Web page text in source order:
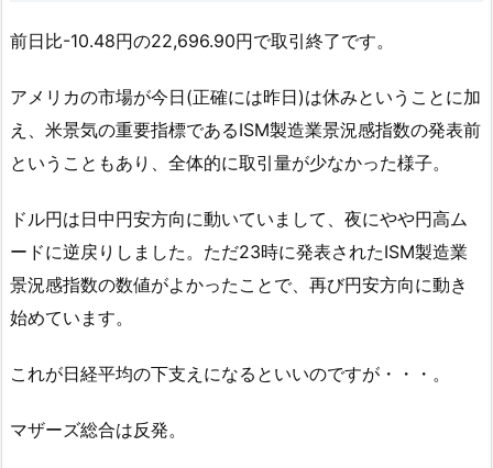
前日比-10.48円の22,696.90円で取引終了です。
アメリカの市場が今日(正確には昨日)は休みということに加
え、米景気の重要指標であるISM製造業景況感指数の発表前
ということもあり、全体的に取引量が少なかった様子。
ドル円は日中円安方向に動いていまして、夜にやや円高ム
ードに逆戻りしました。ただ23時に発表されたISM製造業
景況感指数の数値がよかったことで、再び円安方向に動き
始めています。
これが日経平均の下支えになるといいのですが・・・。
マザーズ総合は反発。